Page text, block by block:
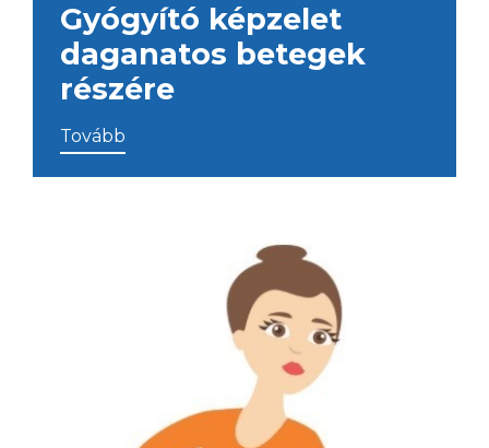
Gyógyító képzelet
daganatos betegek
részére
Tovább